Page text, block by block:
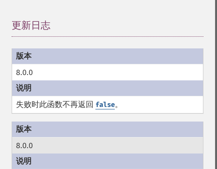
更新日志
8.0.0
失败时此函数不再返回 false。
8.0.0